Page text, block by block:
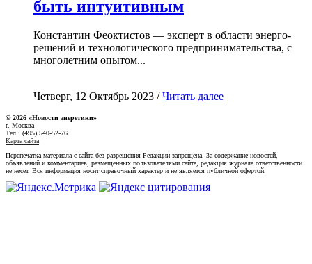
быть интуитивным
Константин Феоктистов — эксперт в области энерго-
решений и технологического предпринимательства, с
многолетним опытом...
Четверг, 12 Октябрь 2023 /Читать далее
© 2026 «Новости энеретики»
г. Москва
Тел.: (495) 540-52-76
Карта сайта
Перепечатка материала с сайта без разрешения Редакции запрещена. За содержание новостей,
объявлений и комментариев, размещенных пользователями сайта, редакция журнала ответственности
не несет. Вся информация носит справочный характер и не является публичной офертой.